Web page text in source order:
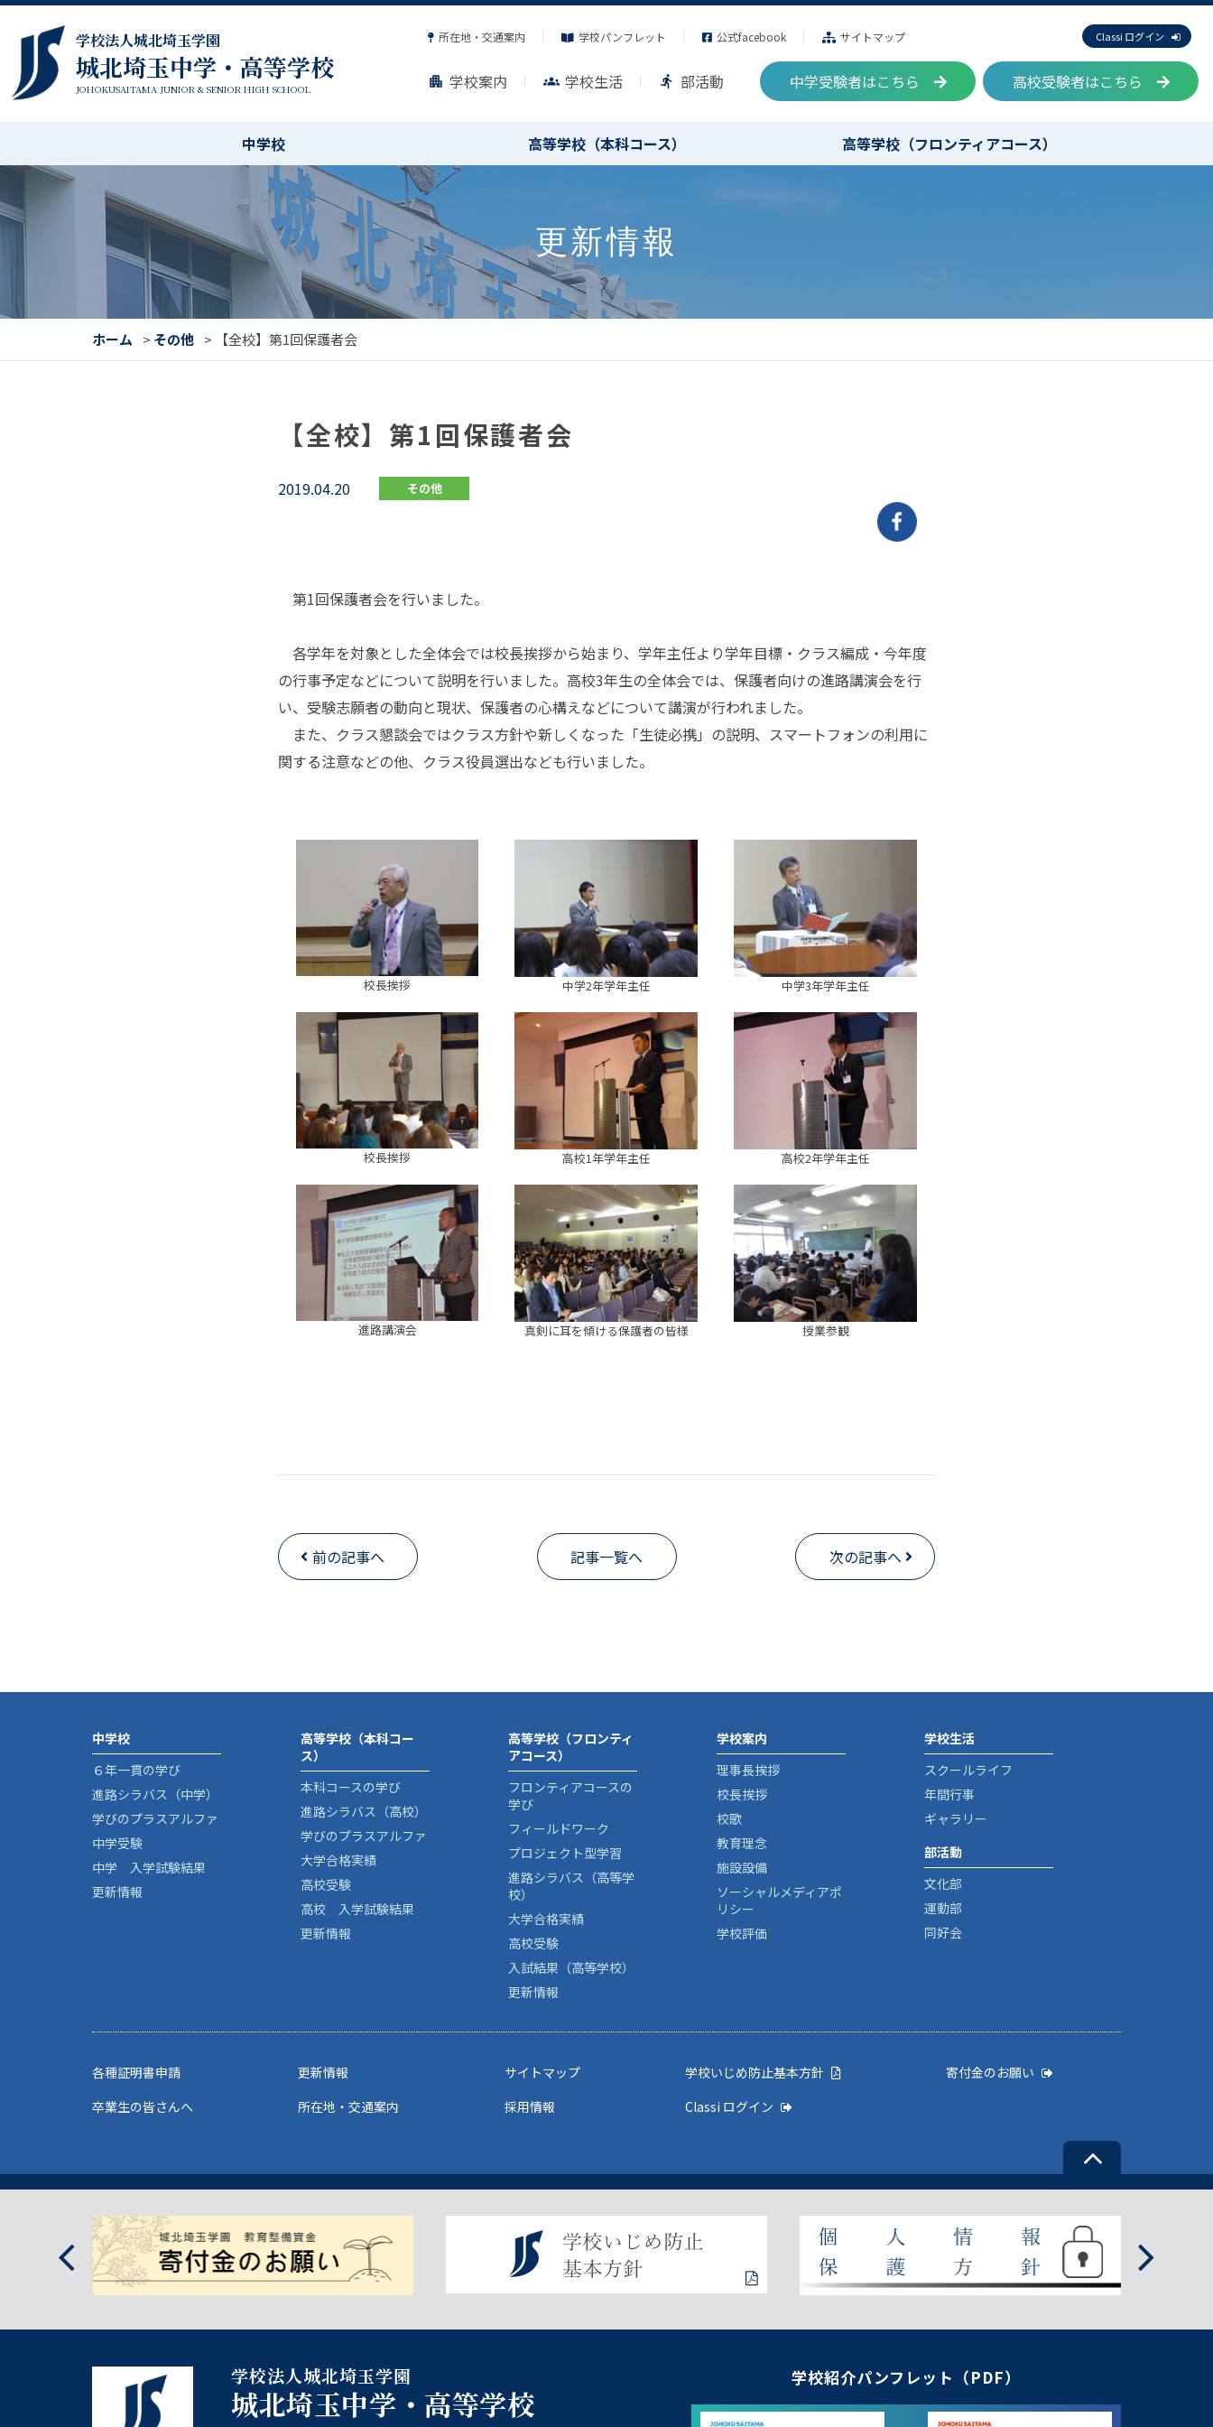
学校法人城北埼玉学園
城北埼玉中学・高等学校
JOHOKUSAITAMA JUNIOR & SENIOR HIGH SCHOOL
所在地・交通案内 学校パンフレット 公式facebook サイトマップ Classi ログイン
apartment 学校案内 groups 学校生活 directions_run 部活動 中学受験者はこちら 高校受験者はこちら
中学校 高等学校（本科コース） 高等学校（フロンティアコース）
更新情報
ホーム > その他 > 【全校】第1回保護者会
【全校】第1回保護者会
2019.04.20 その他
第1回保護者会を行いました。
各学年を対象とした全体会では校長挨拶から始まり、学年主任より学年目標・クラス編成・今年度
の行事予定などについて説明を行いました。高校3年生の全体会では、保護者向けの進路講演会を行
い、受験志願者の動向と現状、保護者の心構えなどについて講演が行われました。
また、クラス懇談会ではクラス方針や新しくなった「生徒必携」の説明、スマートフォンの利用に
関する注意などの他、クラス役員選出なども行いました。
校長挨拶 中学2年学年主任 中学3年学年主任
校長挨拶 高校1年学年主任 高校2年学年主任
進路講演会 真剣に耳を傾ける保護者の皆様 授業参観
前の記事へ 記事一覧へ 次の記事へ
中学校
６年一貫の学び
進路シラバス（中学）
学びのプラスアルファ
中学受験
中学 入学試験結果
更新情報
高等学校（本科コー
ス）
本科コースの学び
進路シラバス（高校）
学びのプラスアルファ
大学合格実績
高校受験
高校 入学試験結果
更新情報
高等学校（フロンティ
アコース）
フロンティアコースの
学び
フィールドワーク
プロジェクト型学習
進路シラバス（高等学
校）
大学合格実績
高校受験
入試結果（高等学校）
更新情報
学校案内
理事長挨拶
校長挨拶
校歌
教育理念
施設設備
ソーシャルメディアポ
リシー
学校評価
学校生活
スクールライフ
年間行事
ギャラリー
部活動
文化部
運動部
同好会
各種証明書申請
卒業生の皆さんへ
更新情報
所在地・交通案内
サイトマップ
採用情報
学校いじめ防止基本方針
Classi ログイン
寄付金のお願い
学校法人城北埼玉学園
城北埼玉中学・高等学校
学校紹介パンフレット（PDF）